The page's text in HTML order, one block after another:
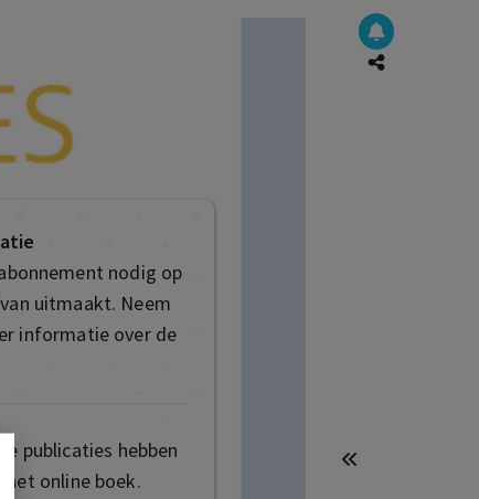
nodig op
uitmaakt. Neem
informatie over de
publicaties hebben
online boek.